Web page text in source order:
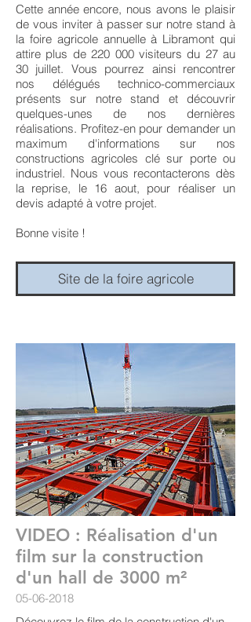
Cette année encore, nous avons le plaisir
de vous inviter à passer sur notre stand à
la foire agricole annuelle à Libramont qui
attire plus de 220 000 visiteurs du 27 au
30 juillet. Vous pourrez ainsi rencontrer
nos délégués technico-commerciaux
présents sur notre stand et découvrir
quelques-unes de nos dernières
réalisations. Profitez-en pour demander un
maximum d'informations sur nos
constructions agricoles clé sur porte ou
industriel. Nous vous recontacterons dès
la reprise, le 16 aout, pour réaliser un
devis adapté à votre projet.
Bonne visite !
Site de la foire agricole
VIDEO : Réalisation d'un
film sur la construction
d'un hall de 3000 m²
05-06-2018